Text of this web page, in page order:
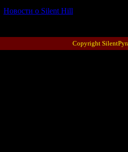
Новости о Silent Hill
Copyright